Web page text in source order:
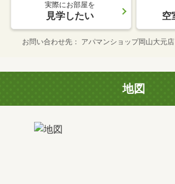
実際にお部屋を
見学したい 空
お問い合わせ先 アパマンショップ岡山大元
地図